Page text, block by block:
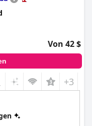
Von 42 $
+3